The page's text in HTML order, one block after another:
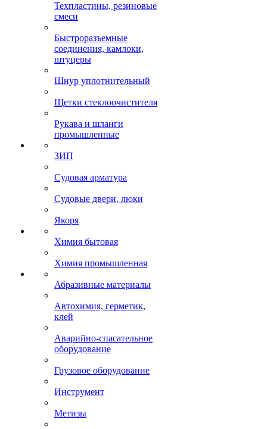
Техпластины, резиновые
смеси
Быстроразъемные
соединения, камлоки,
штуцеры
Шнур уплотнительный
Щетки стеклоочистителя
Рукава и шланги
промышленные
ЗИП
Судовая арматура
Судовые двери, люки
Якоря
Химия бытовая
Химия промышленная
Абразивные материалы
Автохимия, герметик,
клей
Аварийно-спасательное
оборудование
Грузовое оборудование
Инструмент
Метизы